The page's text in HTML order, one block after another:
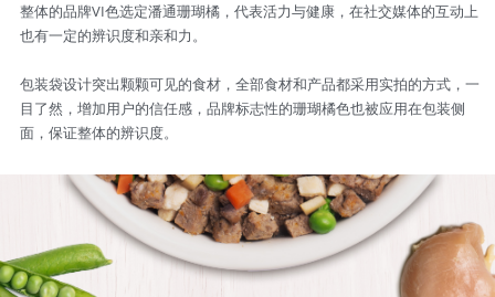
整体的品牌VI色选定潘通珊瑚橘，代表活力与健康，在社交媒体的互动上
也有一定的辨识度和亲和力。
包装袋设计突出颗颗可见的食材，全部食材和产品都采用实拍的方式，一
目了然，增加用户的信任感，品牌标志性的珊瑚橘色也被应用在包装侧
面，保证整体的辨识度。